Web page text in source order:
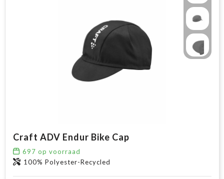
Craft ADV Endur Bike Cap
697 op voorraad
100% Polyester-Recycled